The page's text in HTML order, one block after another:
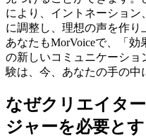
により、イントネーショ
に調整し、理想の声を作り
あなたもMorVoiceで、「
の新しいコミュニケーシ
験は、今、あなたの手の中
なぜクリエイタ
ジャーを必要と